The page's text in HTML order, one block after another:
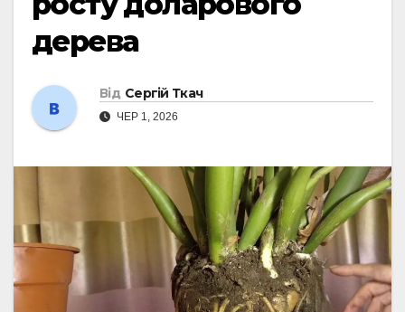
дерева
Від Сергій Ткач
ЧЕР 1, 2026